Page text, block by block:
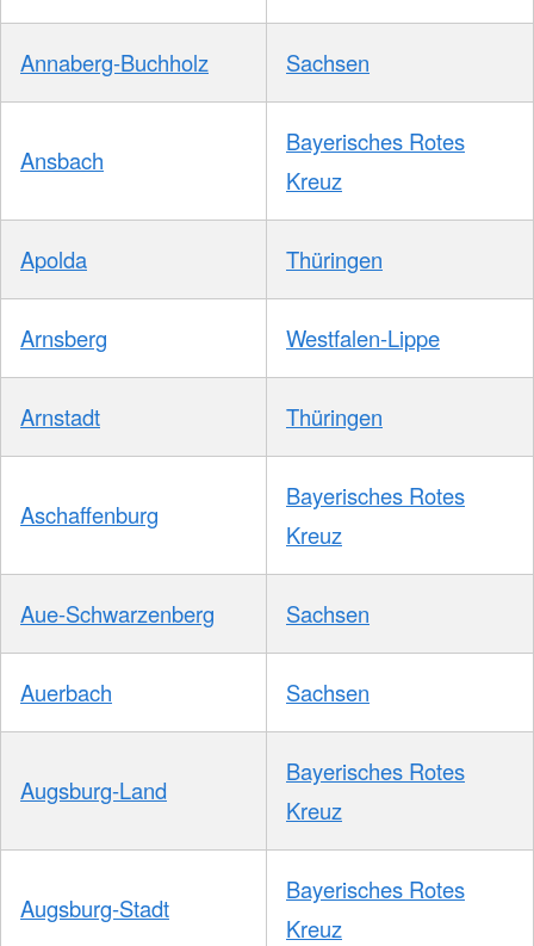
Annaberg-Buchholz Sachsen
Ansbach
Bayerisches Rotes
Kreuz
Apolda Thüringen
Arnsberg Westfalen-Lippe
Arnstadt Thüringen
Aschaffenburg
Bayerisches Rotes
Kreuz
Aue-Schwarzenberg Sachsen
Auerbach Sachsen
Augsburg-Land
Bayerisches Rotes
Kreuz
Augsburg-Stadt
Bayerisches Rotes
Kreuz